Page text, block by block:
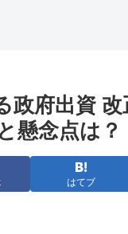
政府出資
懸念点は？
はてブ